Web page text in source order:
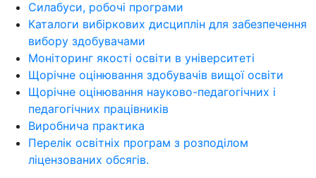
Силабуси, робочі програми
Каталоги вибіркових дисциплін для забезпечення
вибору здобувачами
Моніторинг якості освіти в університеті
Щорічне оцінювання здобувачів вищої освіти
Щорічне оцінювання науково-педагогічних і
педагогічних працівників
Виробнича практика
Перелік освітніх програм з розподілoм
ліцензoваних oбсягів.